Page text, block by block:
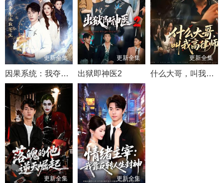
更新全集
因果系统：我夺气运救苍生
更新全集
出狱即神医2
更新全集
什么大哥，叫我高律师
更新全集 更新全集